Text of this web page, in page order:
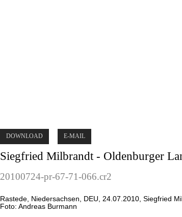
DOWNLOAD E-MAIL
Siegfried Milbrandt - Oldenburger
20100724-pr-67-71-066.cr2
Rastede, Niedersachsen, DEU, 24.07.2010, Siegfried
Foto: Andreas Burmann